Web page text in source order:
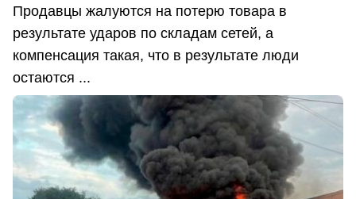
Продавцы жалуются на потерю товара в
результате ударов по складам сетей, а
компенсация такая, что в результате люди
остаются ...